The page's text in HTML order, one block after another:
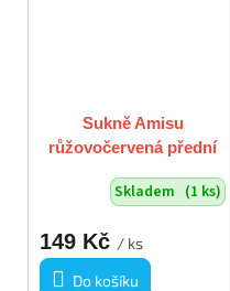
Sukně Amisu
růžovočervená přední
VISAČKOU vel S
Skladem (1 ks)
149 Kč / ks
Do košíku